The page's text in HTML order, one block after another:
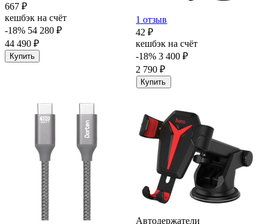
667 ₽
кешбэк на счёт
-18% 54 280 ₽
44 490 ₽
Купить
1 отзыв
42 ₽
кешбэк на счёт
-18% 3 400 ₽
2 790 ₽
Купить
Автодержатели